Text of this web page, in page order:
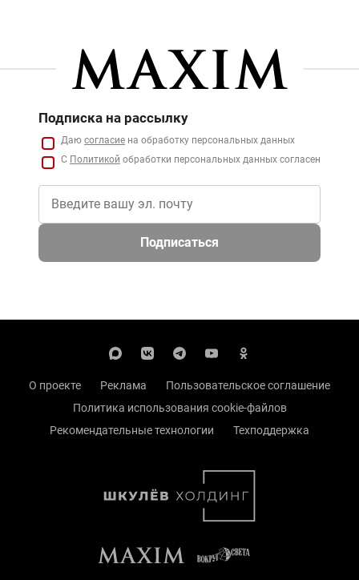
Подписка на рассылку
Даю согласие на обработку персональных данных
С Политикой обработки персональных данных согласен
Подписаться
О проекте Реклама
Пользовательское соглашение
Политика использования cookie-файлов
Рекомендательные технологии
Техподдержка